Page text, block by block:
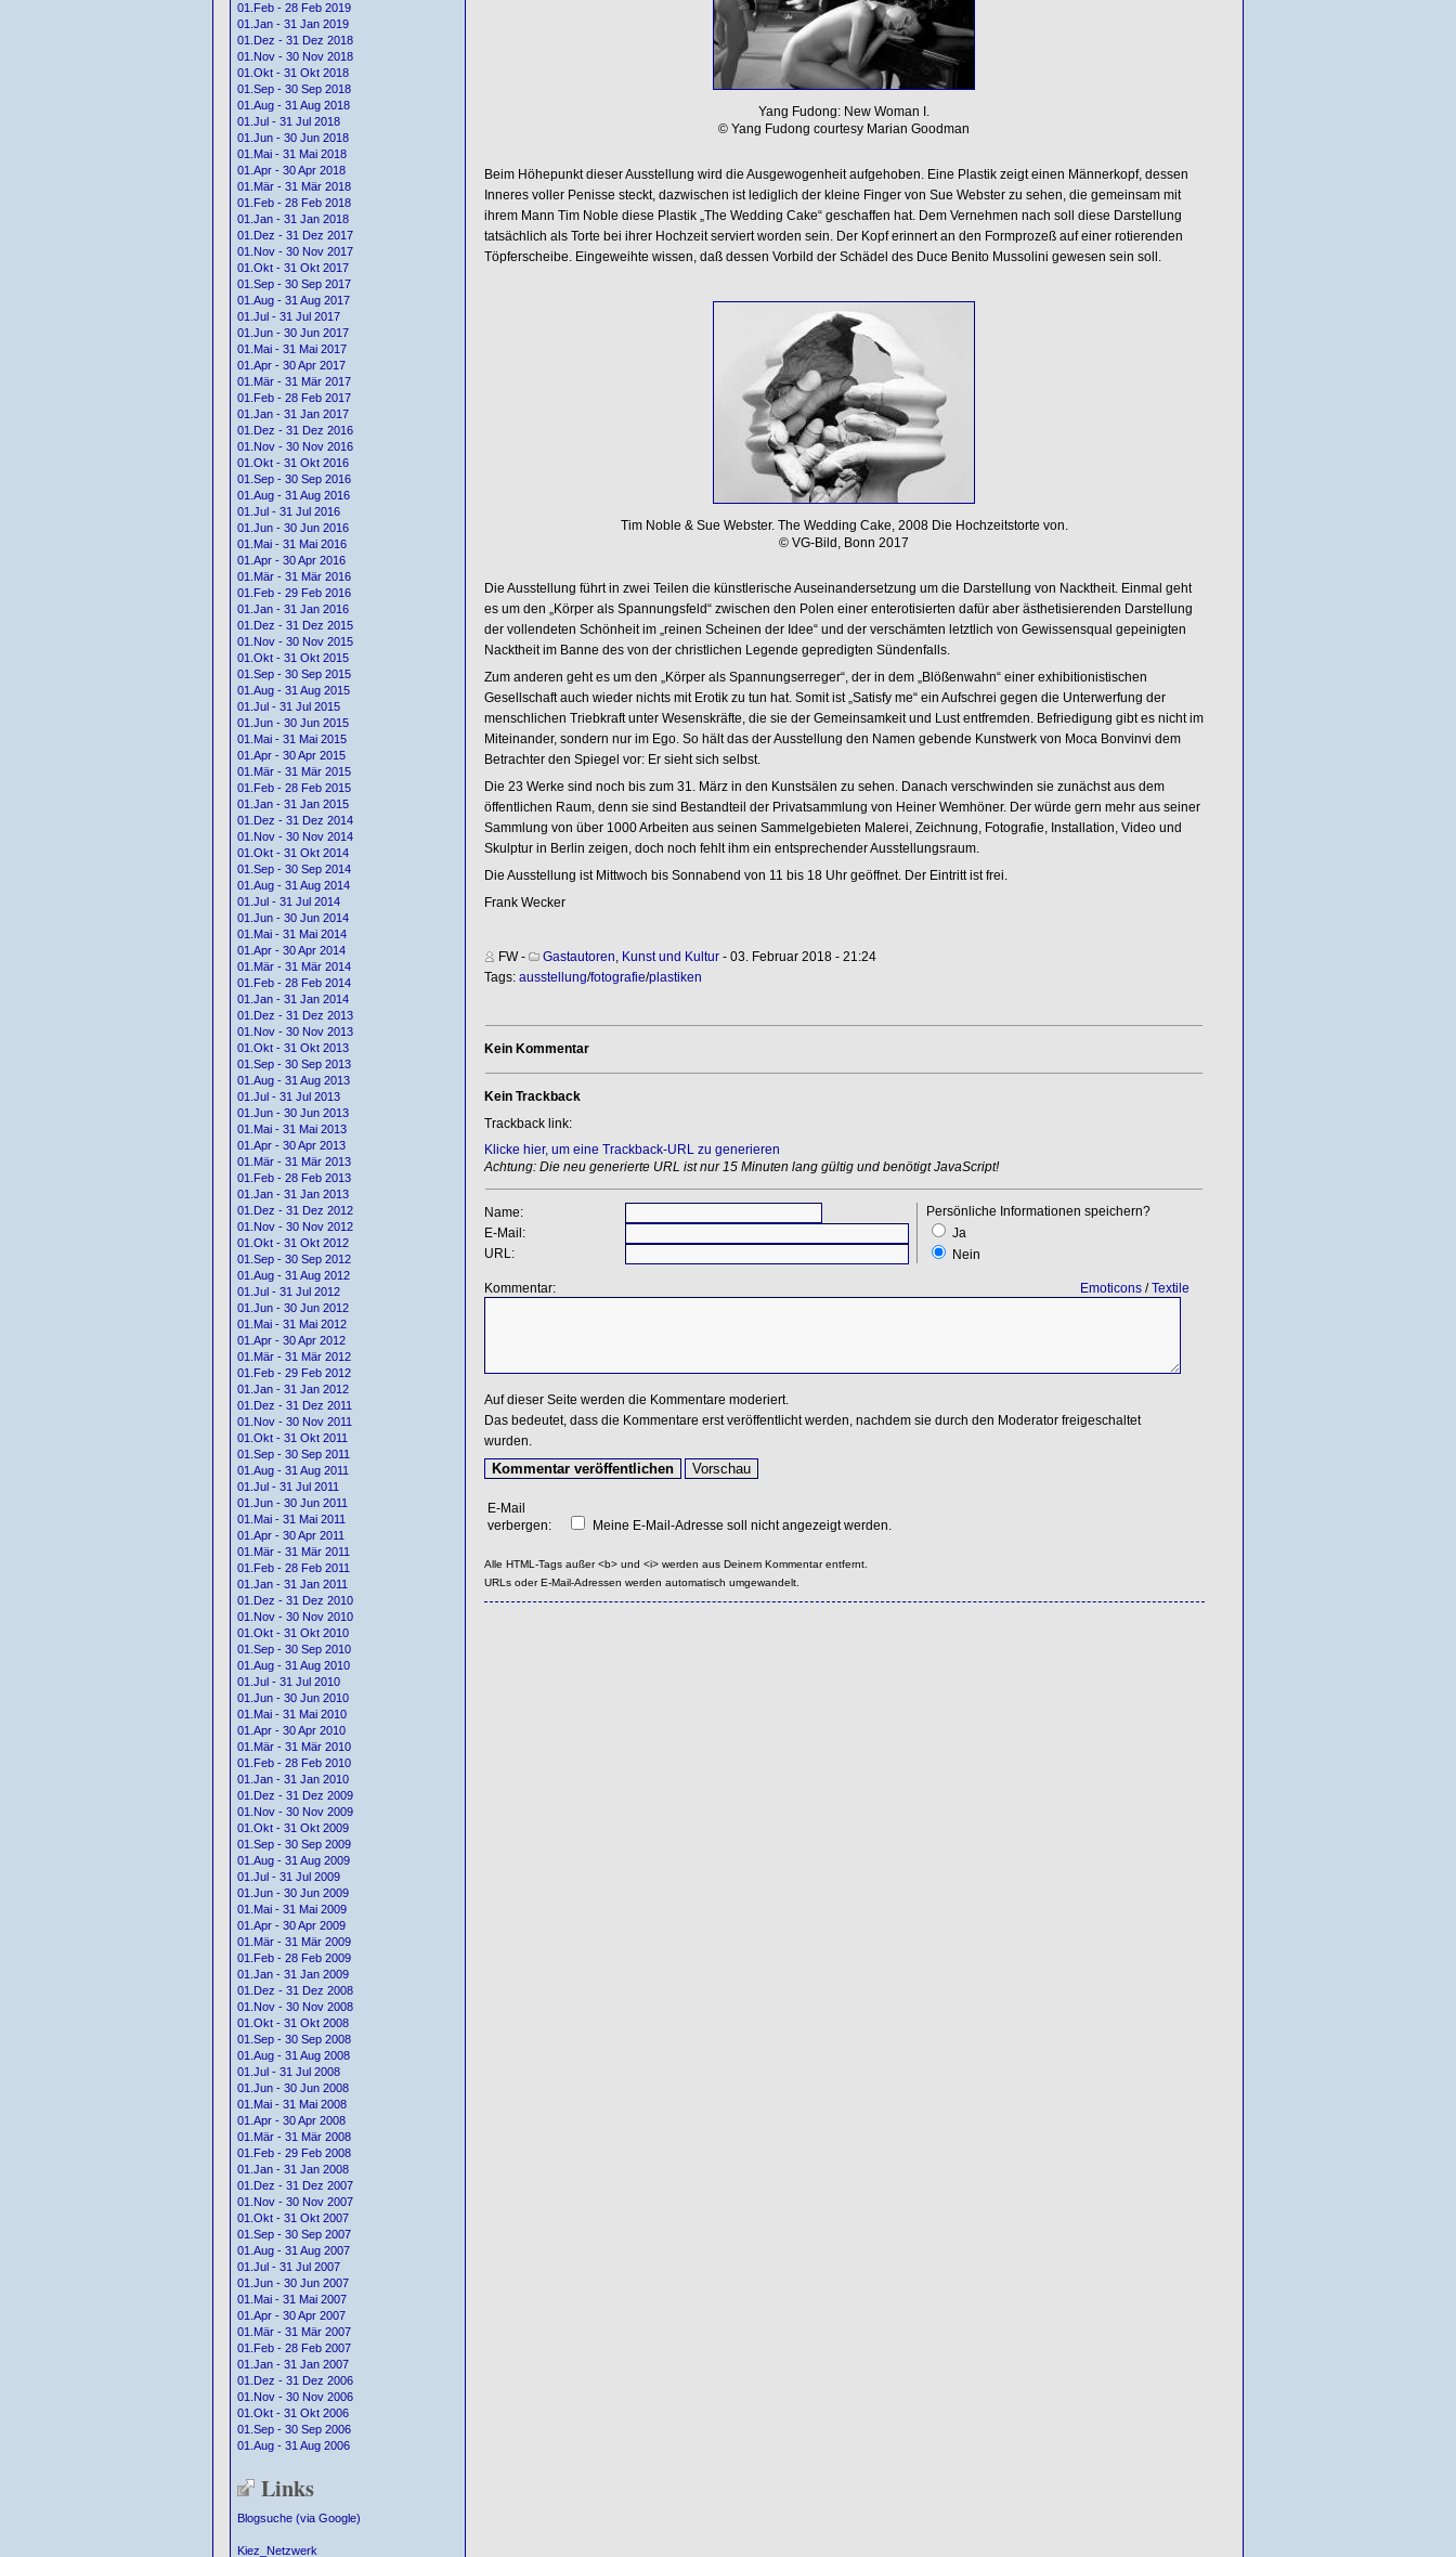
01.Feb - 28 Feb 2019
01.Jan - 31 Jan 2019
01.Dez - 31 Dez 2018
01.Nov - 30 Nov 2018
01.Okt - 31 Okt 2018
01.Sep - 30 Sep 2018
01.Aug - 31 Aug 2018
01.Jul - 31 Jul 2018
01.Jun - 30 Jun 2018
01.Mai - 31 Mai 2018
01.Apr - 30 Apr 2018
01.Mär - 31 Mär 2018
01.Feb - 28 Feb 2018
01.Jan - 31 Jan 2018
01.Dez - 31 Dez 2017
01.Nov - 30 Nov 2017
01.Okt - 31 Okt 2017
01.Sep - 30 Sep 2017
01.Aug - 31 Aug 2017
01.Jul - 31 Jul 2017
01.Jun - 30 Jun 2017
01.Mai - 31 Mai 2017
01.Apr - 30 Apr 2017
01.Mär - 31 Mär 2017
01.Feb - 28 Feb 2017
01.Jan - 31 Jan 2017
01.Dez - 31 Dez 2016
01.Nov - 30 Nov 2016
01.Okt - 31 Okt 2016
01.Sep - 30 Sep 2016
01.Aug - 31 Aug 2016
01.Jul - 31 Jul 2016
01.Jun - 30 Jun 2016
01.Mai - 31 Mai 2016
01.Apr - 30 Apr 2016
01.Mär - 31 Mär 2016
01.Feb - 29 Feb 2016
01.Jan - 31 Jan 2016
01.Dez - 31 Dez 2015
01.Nov - 30 Nov 2015
01.Okt - 31 Okt 2015
01.Sep - 30 Sep 2015
01.Aug - 31 Aug 2015
01.Jul - 31 Jul 2015
01.Jun - 30 Jun 2015
01.Mai - 31 Mai 2015
01.Apr - 30 Apr 2015
01.Mär - 31 Mär 2015
01.Feb - 28 Feb 2015
01.Jan - 31 Jan 2015
01.Dez - 31 Dez 2014
01.Nov - 30 Nov 2014
01.Okt - 31 Okt 2014
01.Sep - 30 Sep 2014
01.Aug - 31 Aug 2014
01.Jul - 31 Jul 2014
01.Jun - 30 Jun 2014
01.Mai - 31 Mai 2014
01.Apr - 30 Apr 2014
01.Mär - 31 Mär 2014
01.Feb - 28 Feb 2014
01.Jan - 31 Jan 2014
01.Dez - 31 Dez 2013
01.Nov - 30 Nov 2013
01.Okt - 31 Okt 2013
01.Sep - 30 Sep 2013
01.Aug - 31 Aug 2013
01.Jul - 31 Jul 2013
01.Jun - 30 Jun 2013
01.Mai - 31 Mai 2013
01.Apr - 30 Apr 2013
01.Mär - 31 Mär 2013
01.Feb - 28 Feb 2013
01.Jan - 31 Jan 2013
01.Dez - 31 Dez 2012
01.Nov - 30 Nov 2012
01.Okt - 31 Okt 2012
01.Sep - 30 Sep 2012
01.Aug - 31 Aug 2012
01.Jul - 31 Jul 2012
01.Jun - 30 Jun 2012
01.Mai - 31 Mai 2012
01.Apr - 30 Apr 2012
01.Mär - 31 Mär 2012
01.Feb - 29 Feb 2012
01.Jan - 31 Jan 2012
01.Dez - 31 Dez 2011
01.Nov - 30 Nov 2011
01.Okt - 31 Okt 2011
01.Sep - 30 Sep 2011
01.Aug - 31 Aug 2011
01.Jul - 31 Jul 2011
01.Jun - 30 Jun 2011
01.Mai - 31 Mai 2011
01.Apr - 30 Apr 2011
01.Mär - 31 Mär 2011
01.Feb - 28 Feb 2011
01.Jan - 31 Jan 2011
01.Dez - 31 Dez 2010
01.Nov - 30 Nov 2010
01.Okt - 31 Okt 2010
01.Sep - 30 Sep 2010
01.Aug - 31 Aug 2010
01.Jul - 31 Jul 2010
01.Jun - 30 Jun 2010
01.Mai - 31 Mai 2010
01.Apr - 30 Apr 2010
01.Mär - 31 Mär 2010
01.Feb - 28 Feb 2010
01.Jan - 31 Jan 2010
01.Dez - 31 Dez 2009
01.Nov - 30 Nov 2009
01.Okt - 31 Okt 2009
01.Sep - 30 Sep 2009
01.Aug - 31 Aug 2009
01.Jul - 31 Jul 2009
01.Jun - 30 Jun 2009
01.Mai - 31 Mai 2009
01.Apr - 30 Apr 2009
01.Mär - 31 Mär 2009
01.Feb - 28 Feb 2009
01.Jan - 31 Jan 2009
01.Dez - 31 Dez 2008
01.Nov - 30 Nov 2008
01.Okt - 31 Okt 2008
01.Sep - 30 Sep 2008
01.Aug - 31 Aug 2008
01.Jul - 31 Jul 2008
01.Jun - 30 Jun 2008
01.Mai - 31 Mai 2008
01.Apr - 30 Apr 2008
01.Mär - 31 Mär 2008
01.Feb - 29 Feb 2008
01.Jan - 31 Jan 2008
01.Dez - 31 Dez 2007
01.Nov - 30 Nov 2007
01.Okt - 31 Okt 2007
01.Sep - 30 Sep 2007
01.Aug - 31 Aug 2007
01.Jul - 31 Jul 2007
01.Jun - 30 Jun 2007
01.Mai - 31 Mai 2007
01.Apr - 30 Apr 2007
01.Mär - 31 Mär 2007
01.Feb - 28 Feb 2007
01.Jan - 31 Jan 2007
01.Dez - 31 Dez 2006
01.Nov - 30 Nov 2006
01.Okt - 31 Okt 2006
01.Sep - 30 Sep 2006
01.Aug - 31 Aug 2006
Links
Blogsuche (via Google)
Kiez_Netzwerk
Yang Fudong: New Woman I.
© Yang Fudong courtesy Marian Goodman
Beim Höhepunkt dieser Ausstellung wird die Ausgewogenheit aufgehoben. Eine Plastik zeigt einen Männerkopf, dessen
Inneres voller Penisse steckt, dazwischen ist lediglich der kleine Finger von Sue Webster zu sehen, die gemeinsam mit
ihrem Mann Tim Noble diese Plastik „The Wedding Cake“ geschaffen hat. Dem Vernehmen nach soll diese Darstellung
tatsächlich als Torte bei ihrer Hochzeit serviert worden sein. Der Kopf erinnert an den Formprozeß auf einer rotierenden
Töpferscheibe. Eingeweihte wissen, daß dessen Vorbild der Schädel des Duce Benito Mussolini gewesen sein soll.
Tim Noble & Sue Webster. The Wedding Cake, 2008 Die Hochzeitstorte von.
© VG-Bild, Bonn 2017
Die Ausstellung führt in zwei Teilen die künstlerische Auseinandersetzung um die Darstellung von Nacktheit. Einmal geht
es um den „Körper als Spannungsfeld“ zwischen den Polen einer enterotisierten dafür aber ästhetisierenden Darstellung
der vollendeten Schönheit im „reinen Scheinen der Idee“ und der verschämten letztlich von Gewissensqual gepeinigten
Nacktheit im Banne des von der christlichen Legende gepredigten Sündenfalls.
Zum anderen geht es um den „Körper als Spannungserreger“, der in dem „Blößenwahn“ einer exhibitionistischen
Gesellschaft auch wieder nichts mit Erotik zu tun hat. Somit ist „Satisfy me“ ein Aufschrei gegen die Unterwerfung der
menschlichen Triebkraft unter Wesenskräfte, die sie der Gemeinsamkeit und Lust entfremden. Befriedigung gibt es nicht im
Miteinander, sondern nur im Ego. So hält das der Ausstellung den Namen gebende Kunstwerk von Moca Bonvinvi dem
Betrachter den Spiegel vor: Er sieht sich selbst.
Die 23 Werke sind noch bis zum 31. März in den Kunstsälen zu sehen. Danach verschwinden sie zunächst aus dem
öffentlichen Raum, denn sie sind Bestandteil der Privatsammlung von Heiner Wemhöner. Der würde gern mehr aus seiner
Sammlung von über 1000 Arbeiten aus seinen Sammelgebieten Malerei, Zeichnung, Fotografie, Installation, Video und
Skulptur in Berlin zeigen, doch noch fehlt ihm ein entsprechender Ausstellungsraum.
Die Ausstellung ist Mittwoch bis Sonnabend von 11 bis 18 Uhr geöffnet. Der Eintritt ist frei.
Frank Wecker
FW- Gastautoren Kunst und Kultur- 03. Februar 2018 - 21:24
Tags: ausstellung/fotografie/plastiken
Kein Kommentar
Kein Trackback
Trackback link:
Klicke hier, um eine Trackback-URL zu generieren
Achtung: Die neu generierte URL ist nur 15 Minuten lang gültig und benötigt JavaScript!
Name:
Persönliche Informationen speichern?
Ja
Nein
E-Mail:
URL:
Kommentar: Emoticons/Textile
Auf dieser Seite werden die Kommentare moderiert.
Das bedeutet, dass die Kommentare erst veröffentlicht werden, nachdem sie durch den Moderator freigeschaltet
wurden.
E-Mail
verbergen:
Meine E-Mail-Adresse soll nicht angezeigt werden.
Alle HTML-Tags außer <b> und <i> werden aus Deinem Kommentar entfernt.
URLs oder E-Mail-Adressen werden automatisch umgewandelt.